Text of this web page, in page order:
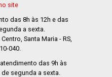
site
das 8h às 12h e das
a sexta.
Santa Maria - RS,
040.
atendimento das 9h às
segunda a sexta.